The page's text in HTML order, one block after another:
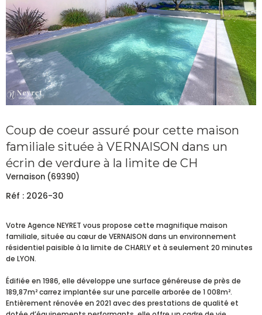
Coup de coeur assuré pour cette maison
familiale située à VERNAISON dans un
écrin de verdure à la limite de CH
Vernaison (69390)
Réf : 2026-30
Votre Agence NEYRET vous propose cette magnifique maison
familiale, située au cœur de VERNAISON dans un environnement
résidentiel paisible à la limite de CHARLY et à seulement 20 minutes
de LYON.
Édifiée en 1986, elle développe une surface généreuse de près de
189,87m² carrez implantée sur une parcelle arborée de 1 008m².
Entièrement rénovée en 2021 avec des prestations de qualité et